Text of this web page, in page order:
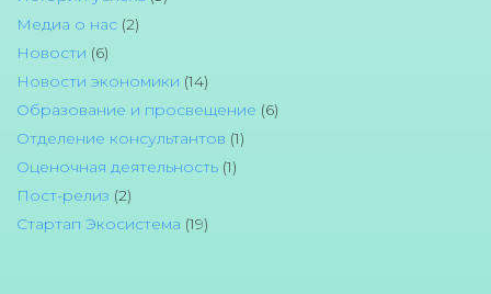
Медиа о нас (2)
Новости (6)
Новости экономики (14)
Образование и просвещение (6)
Отделение консультантов (1)
Оценочная деятельность (1)
Пост-релиз (2)
Стартап Экосистема (19)